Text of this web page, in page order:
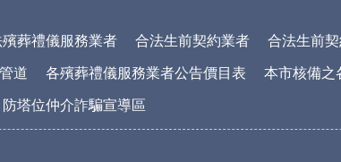
葬禮儀服務業者 合法生前契約業者 合法生前
道 各殯葬禮儀服務業者公告價目表 本市核備之
防塔位仲介詐騙宣導區